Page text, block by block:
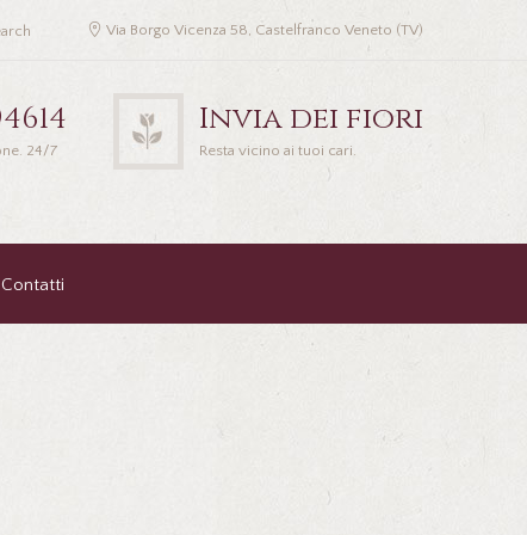
Via Borgo Vicenza 58, Castelfranco Veneto (TV)
24/7
Invia dei fiori
Resta vicino ai tuoi cari.
Contatti